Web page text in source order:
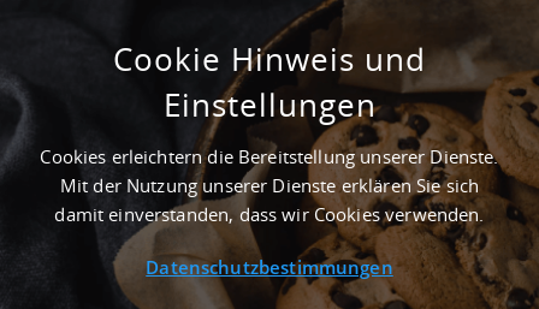
11.000 M² INDUSTRIEIMMOBILIE IN KETSCH
AN DER AUTOBAHN A 6 - LANDKREIS RHEIN-
NECKAR-KREIS
Startseite/ Immobiliensuche/ Detailansicht
Cookie Hinweis und
Einstellungen
Cookies erleichtern die Bereitstellung unserer Dienste.
Mit der Nutzung unserer Dienste erklären Sie sich
damit einverstanden, dass wir Cookies verwenden.
Datenschutzbestimmungen